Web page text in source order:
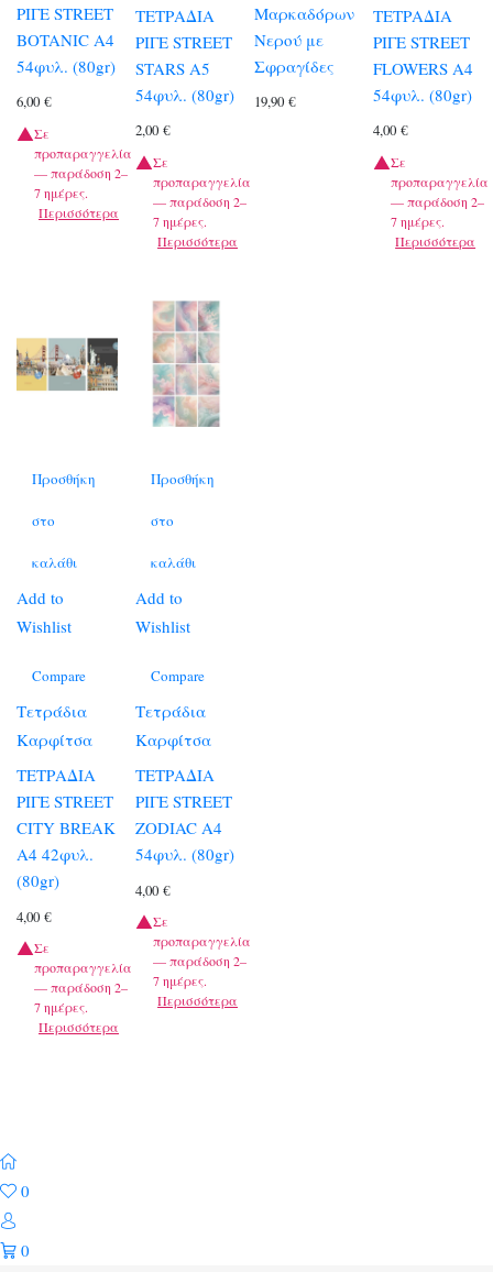
ΡΙΓΕ STREET
BOTANIC A4
54φυλ. (80gr)
6,00 €
Σε
προπαραγγελία
— παράδοση 2–
7 ημέρες.
Περισσότερα
ΤΕΤΡΑΔΙΑ
ΡΙΓΕ STREET
STARS A5
54φυλ. (80gr)
2,00€
Σε
προπαραγγελία
— παράδοση 2–
7 ημέρες.
Περισσότερα
Μαρκαδόρων
Νερού με
Σφραγίδες
19,90€
ΤΕΤΡΑΔΙΑ
ΡΙΓΕ STREET
FLOWERS A4
54φυλ. (80gr)
4,00€
Σε
προπαραγγελία
— παράδοση 2–
7 ημέρες.
Περισσότερα
Προσθήκη
στο
καλάθι
Add to
Wishlist
Compare
Τετράδια
Καρφίτσα
ΤΕΤΡΑΔΙΑ
ΡΙΓΕ STREET
CITY BREAK
A4 42φυλ.
(80gr)
4,00 €
Σε
προπαραγγελία
— παράδοση 2–
7 ημέρες.
Περισσότερα
Προσθήκη
στο
καλάθι
Add to
Wishlist
Compare
Τετράδια
Καρφίτσα
ΤΕΤΡΑΔΙΑ
ΡΙΓΕ STREET
ZODIAC A4
54φυλ. (80gr)
4,00€
Σε
προπαραγγελία
— παράδοση 2–
7 ημέρες.
Περισσότερα
0
0